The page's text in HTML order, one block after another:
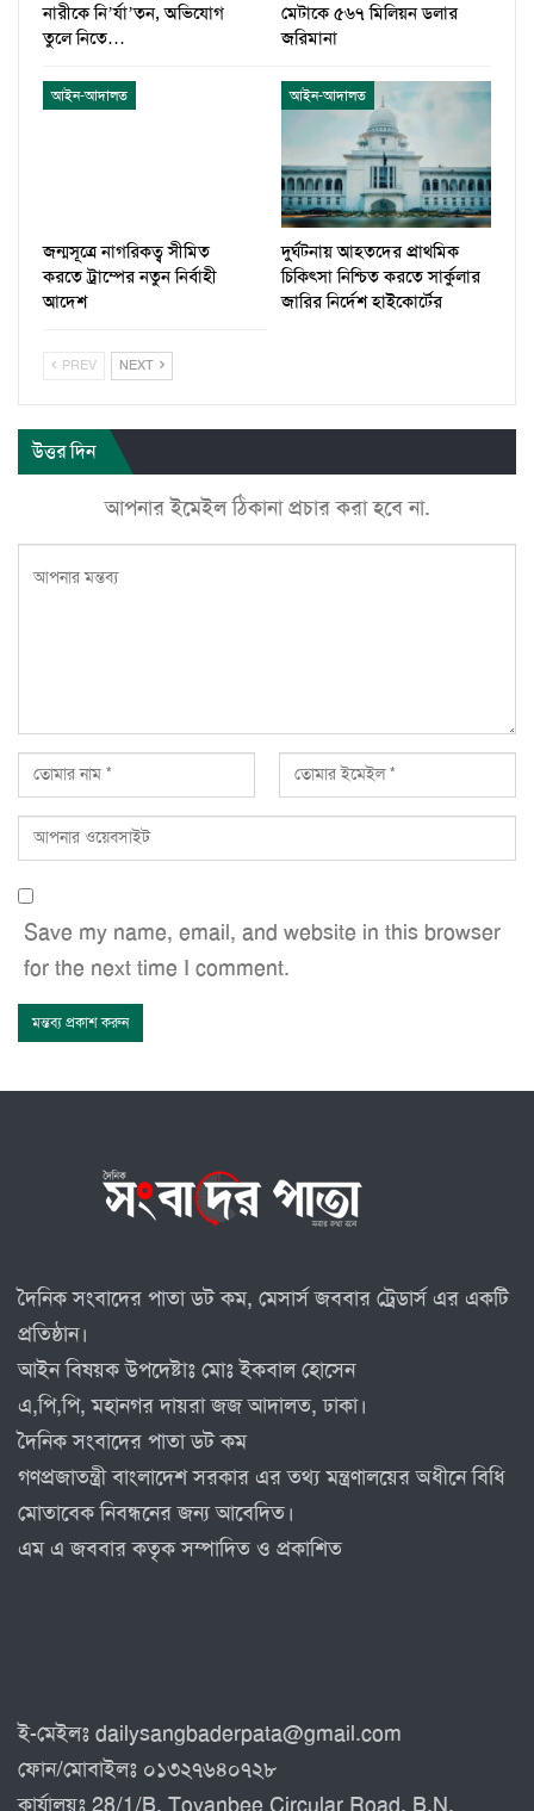
নারীকে নি’র্যা’তন, অভিযোগ
তুলে নিতে…
মেটাকে ৫৬৭ মিলিয়ন ডলার
জরিমানা
আইন-আদালত
জন্মসূত্রে নাগরিকত্ব সীমিত
করতে ট্রাম্পের নতুন নির্বাহী
আদেশ
আইন-আদালত
দুর্ঘটনায় আহতদের প্রাথমিক
চিকিৎসা নিশ্চিত করতে সার্কুলার
জারির নির্দেশ হাইকোর্টের
PREV NEXT
উত্তর দিন
আপনার ইমেইল ঠিকানা প্রচার করা হবে না.
Save my name, email, and website in this browser
for the next time I comment.
দৈনিক সংবাদের পাতা ডট কম, মেসার্স জববার ট্রেডার্স এর একটি
প্রতিষ্ঠান।
আইন বিষয়ক উপদেষ্টাঃ মোঃ ইকবাল হোসেন
এ,পি,পি, মহানগর দায়রা জজ আদালত, ঢাকা।
দৈনিক সংবাদের পাতা ডট কম
গণপ্রজাতন্ত্রী বাংলাদেশ সরকার এর তথ্য মন্ত্রণালয়ের অধীনে বিধি
মোতাবেক নিবন্ধনের জন্য আবেদিত।
এম এ জববার কতৃক সম্পাদিত ও প্রকাশিত
ই-মেইলঃ dailysangbaderpata@gmail.com
ফোন/মোবাইলঃ ০১৩২৭৬৪০৭২৮
কার্যালয়ঃ 28/1/B, Toyanbee Circular Road, B.N.